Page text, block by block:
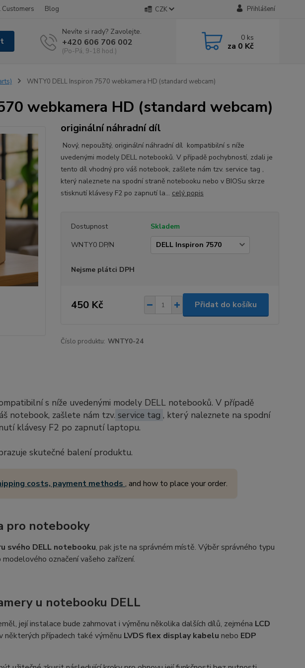
Customers Blog CZK Přihlášení
Nevíte si rady? Zavolejte.
+420 606 706 002
(Po-Pá, 9-18 hod.)
0 ks
za 0 Kč
WNTY0 DELL Inspiron 7570 webkamera HD (standard webcam)
webkamera HD (standard webcam)
originální náhradní díl
Nový, nepoužitý, originální náhradní díl kompatibilní s níže
uvedenými modely DELL notebooků. V případě pochybností, zdali je
tento díl vhodný pro váš notebook, zašlete nám tzv. service tag ,
který naleznete na spodní straně notebooku nebo v BIOSu skrze
stisknutí klávesy F2 po zapnutí la... celý popis
Dostupnost
Skladem
WNTY0 DP/N
Nejsme plátci DPH
450 Kč Přidat do košíku
Číslo produktu: WNTY0-24
s níže uvedenými modely DELL notebooků. V případě
notebook, zašlete nám tzv. service tag , který naleznete na spodní
klávesy F2 po zapnutí laptopu.
skutečné balení produktu.
costs, payment methods , and how to place your order.
pro notebooky
svého DELL notebooku, pak jste na správném místě. Výběr správného typu
označení vašeho zařízení.
u notebooku DELL
její instalace bude zahrnovat i výměnu několika dalších dílů, zejména LCD
některých případech také výměnu LVDS flex display kabelu nebo EDP